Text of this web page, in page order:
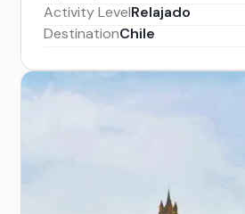
Activity LevelRelajado
DestinationChile